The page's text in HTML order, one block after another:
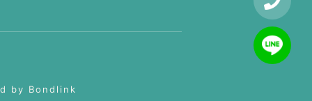
by Bondlink